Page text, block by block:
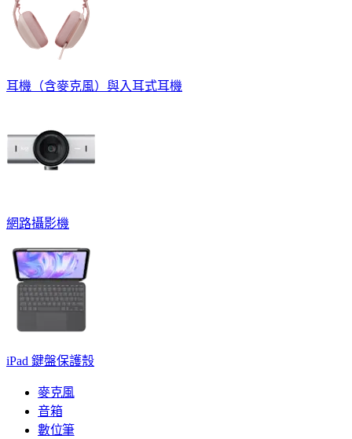
耳機（含麥克風）與入耳式耳機
網路攝影機
iPad 鍵盤保護殼
麥克風
音箱
數位筆